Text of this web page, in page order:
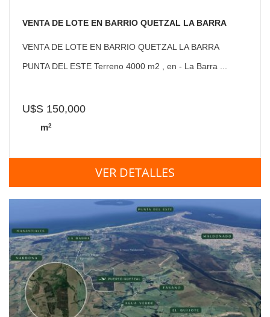
VENTA DE LOTE EN BARRIO QUETZAL LA BARRA
PUNTA DEL ESTE
VENTA DE LOTE EN BARRIO QUETZAL LA BARRA
PUNTA DEL ESTE Terreno 4000 m2 , en - La Barra ...
U$S 150,000
m2
VER DETALLES